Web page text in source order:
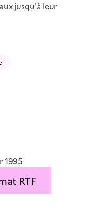
jusqu'à leur
1995
RTF